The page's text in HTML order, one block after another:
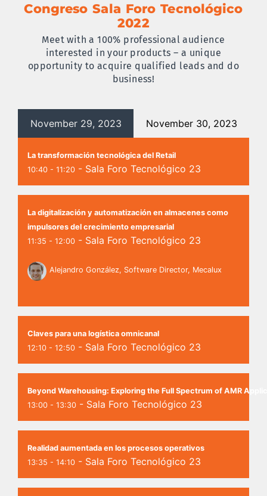
Congreso Sala Foro Tecnológico
2022
Meet with a 100% professional audience
interested in your products – a unique
opportunity to acquire qualified leads and do
business!
November 29, 2023 November 30, 2023
La transformación tecnológica del Retail
10:40 - 11:20 - Sala Foro Tecnológico 23
La digitalización y automatización en almacenes como
impulsores del crecimiento empresarial
11:35 - 12:00 - Sala Foro Tecnológico 23
Alejandro González, Software Director, Mecalux
Claves para una logística omnicanal
12:10 - 12:50 - Sala Foro Tecnológico 23
Beyond Warehousing: Exploring the Full Spectrum of AMR
13:00 - 13:30 - Sala Foro Tecnológico 23
Realidad aumentada en los procesos operativos
13:35 - 14:10 - Sala Foro Tecnológico 23